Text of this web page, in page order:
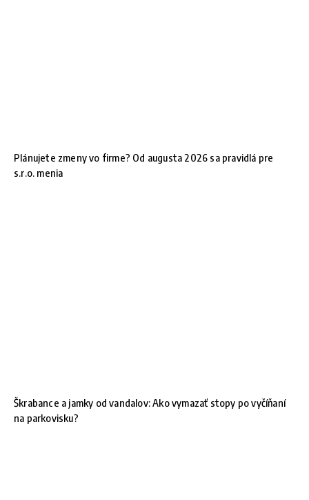
Plánujete zmeny vo firme? Od augusta 2026 sa pravidlá pre
s.r.o. menia
Škrabance a jamky od vandalov: Ako vymazať stopy po vyčíňaní
na parkovisku?